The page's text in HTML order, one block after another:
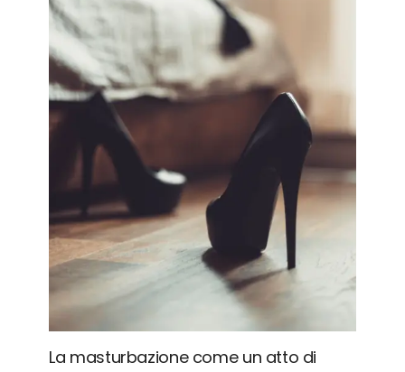
La masturbazione come un atto di